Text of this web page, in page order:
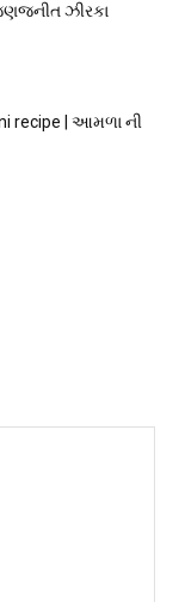
ઝીરકા
recipe | આમળા ની